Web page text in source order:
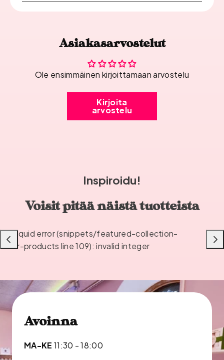
Asiakasarvostelut
Ole ensimmäinen kirjoittamaan arvostelu
Kirjoita
arvostelu
Inspiroidu!
Voisit pitää näistä tuotteista
Liquid error (snippets/featured-collection-
or-products line 109): invalid integer
Liu'uta
vasemmalle
Avoinna
MA-KE 11:30 - 18:00